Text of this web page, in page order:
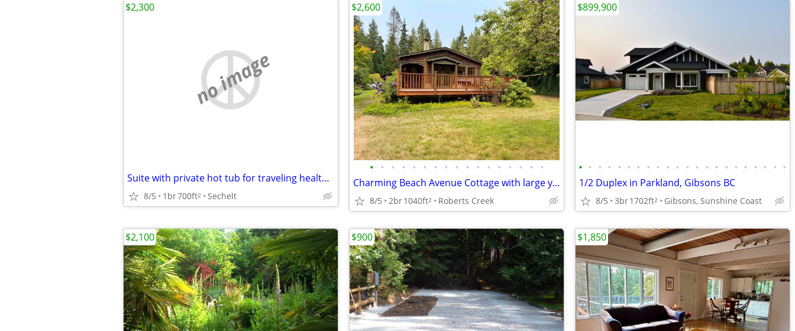
no image
Suite with private hot tub for traveling health professionals
8/5 1br700ft2 Sechelt
$2,300
• • • • • • • • • • • • • • • • •
Charming Beach Avenue Cottage with large yard and easy beach access!
8/5 2br1040ft2 Roberts Creek
$2,600
• • • • • • • • • • • • • • • • • • • • • •
1/2 Duplex in Parkland, Gibsons BC
8/5 3br1702ft2 Gibsons, Sunshine Coast
$899,900
$2,100 $900 $1,850